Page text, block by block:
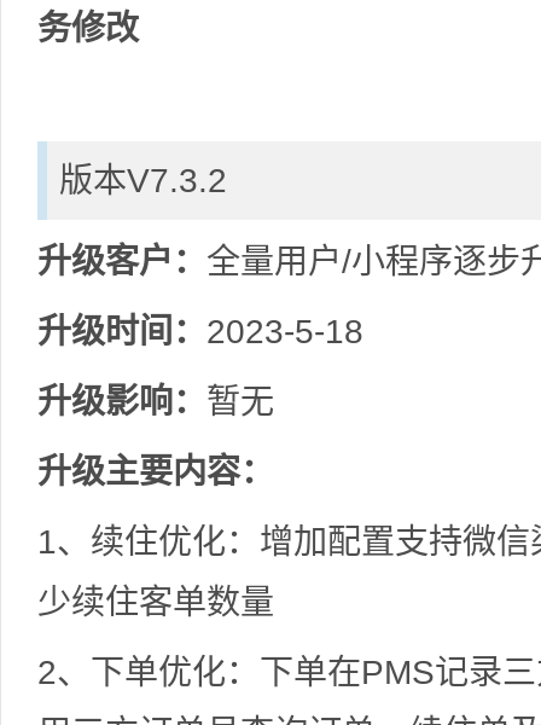
务修改
版本V7.3.2
升级客户： 全量用户/小程序逐步
升级时间： 2023-5-18
升级影响： 暂无
升级主要内容：
1、续住优化：增加配置支持微
少续住客单数量
2、下单优化：下单在PMS记录